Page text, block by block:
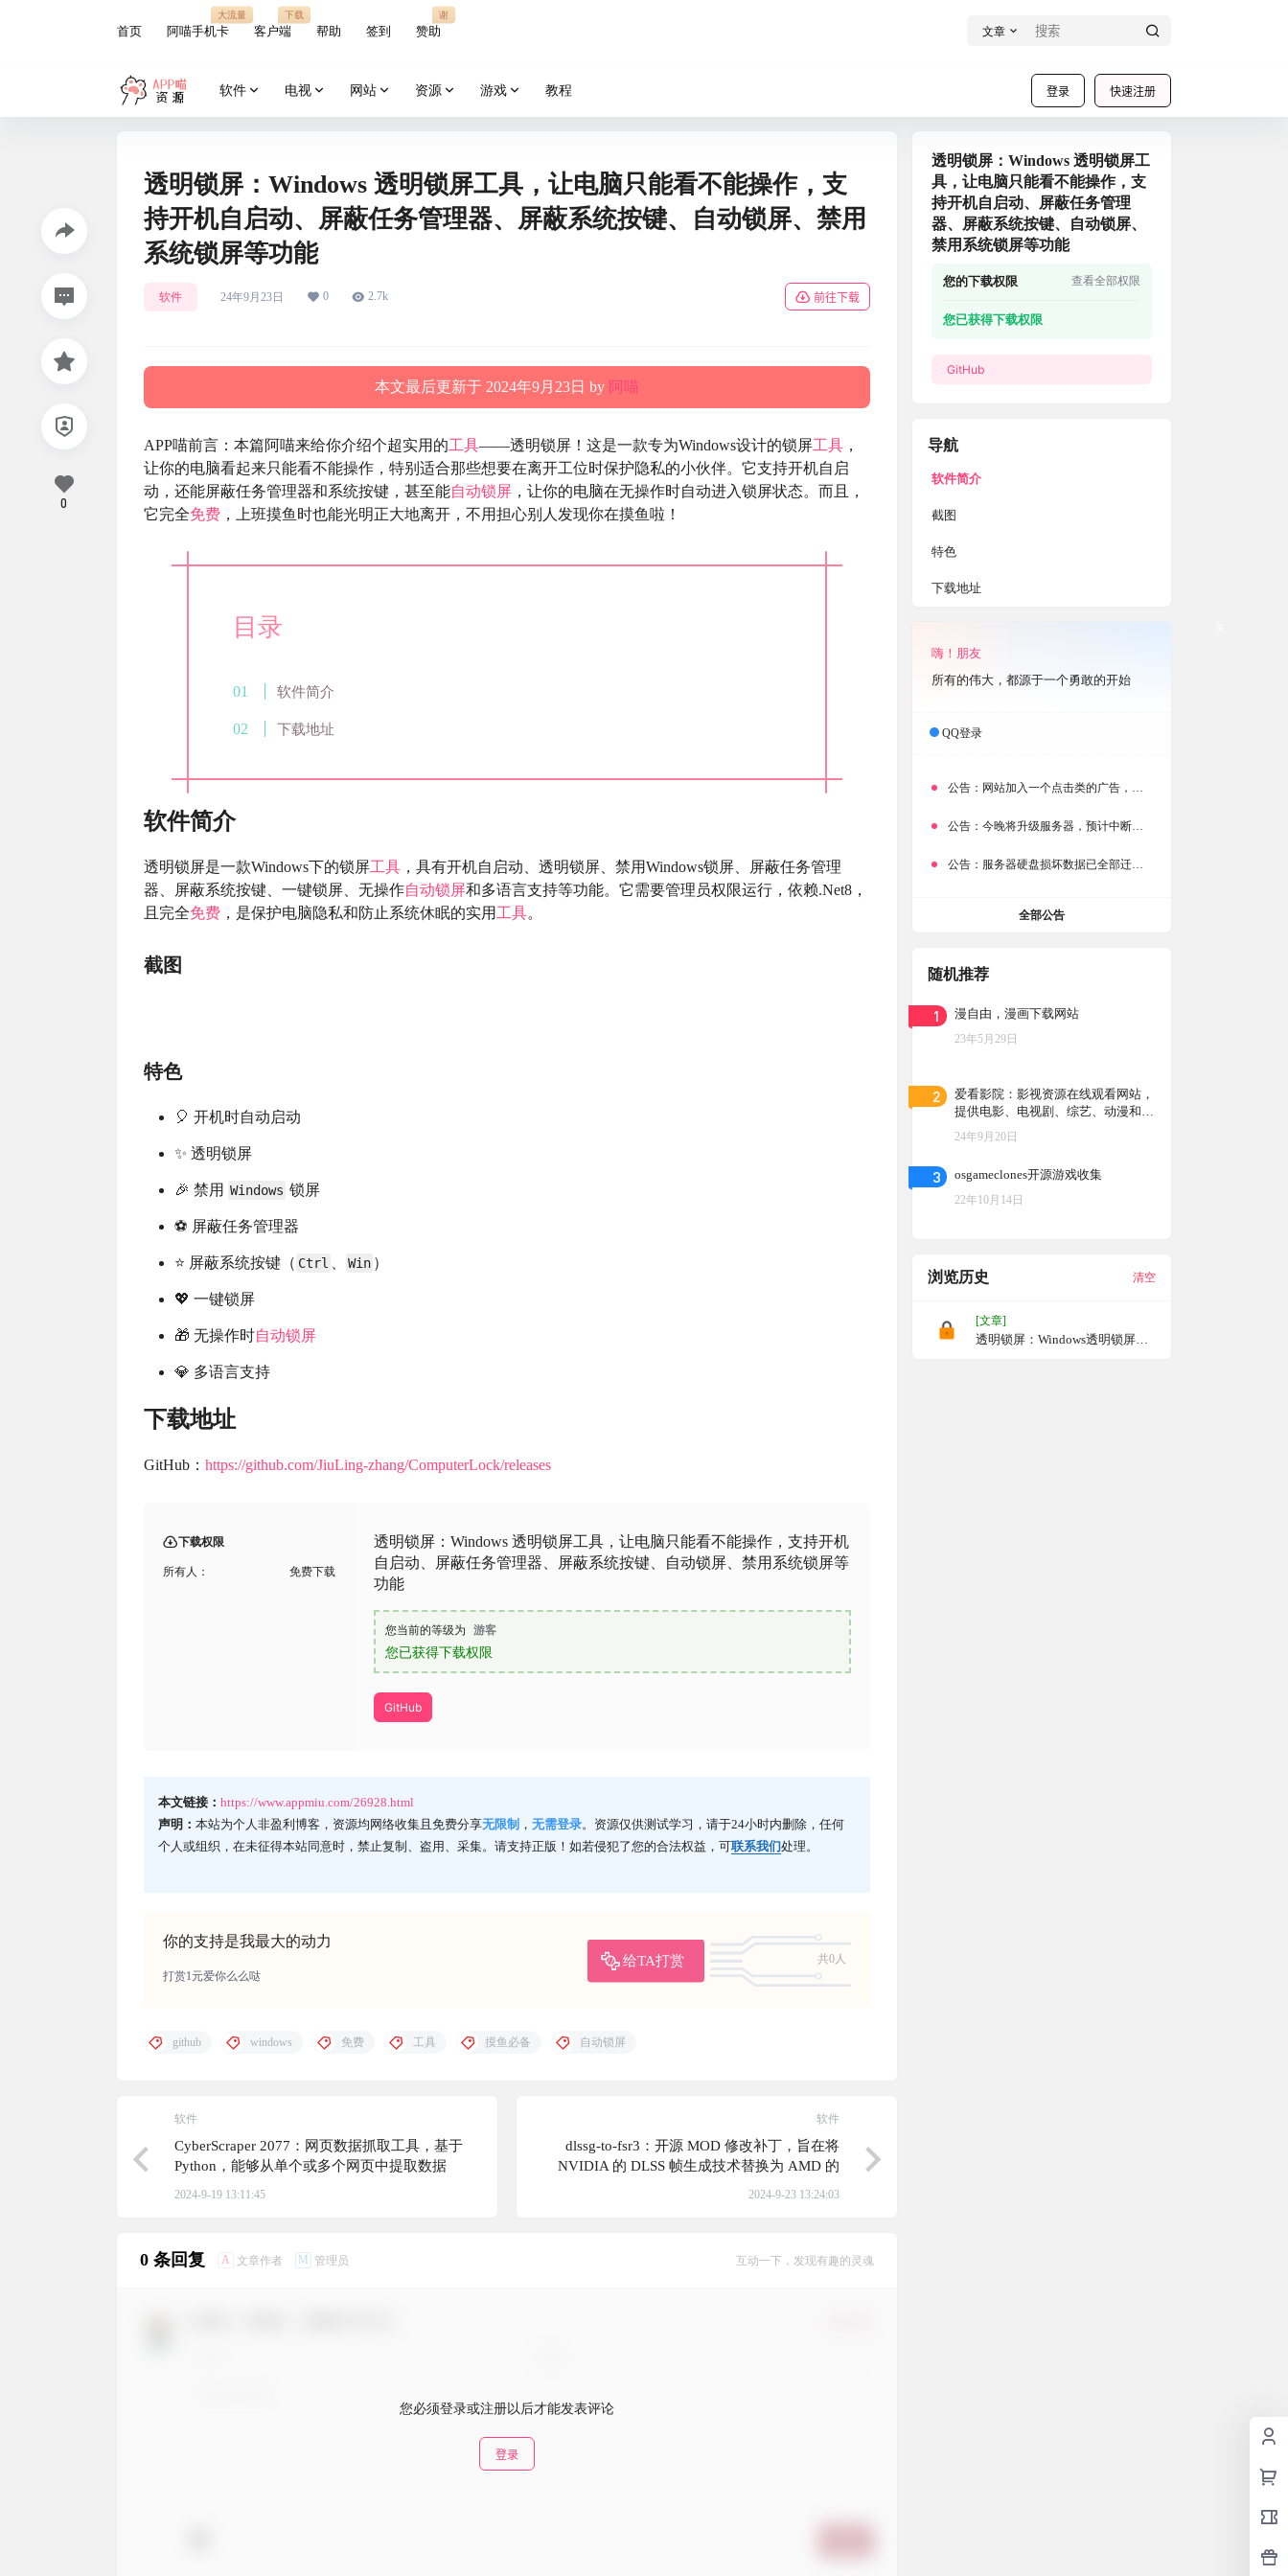
首页 阿喵手机卡
大流量
客户端
下载
帮助 签到 赞助
谢
文章
登录 快速注册
软件 电视 网站 资源 游戏 教程
透明锁屏：Windows 透明锁屏工具，让电脑只能看不能操作，支
持开机自启动、屏蔽任务管理器、屏蔽系统按键、自动锁屏、禁用
系统锁屏等功能
软件 24年9月23日 0 2.7k 前往下载
本文最后更新于 2024年9月23日 by 阿喵
APP喵前言：本篇阿喵来给你介绍个超实用的工具——透明锁屏！这是一款专为Windows设计的锁屏工具 ，
让你的电脑看起来只能看不能操作，特别适合那些想要在离开工位时保护隐私的小伙伴。它支持开机自启
动，还能屏蔽任务管理器和系统按键，甚至能自动锁屏 ，让你的电脑在无操作时自动进入锁屏状态。而且，
它完全免费 ，上班摸鱼时也能光明正大地离开，不用担心别人发现你在摸鱼啦！
目录
软件简介
下载地址
软件简介
透明锁屏是一款Windows下的锁屏工具 ，具有开机自启动、透明锁屏、禁用Windows锁屏、屏蔽任务管理
器、屏蔽系统按键、一键锁屏、无操作自动锁屏和多语言支持等功能。它需要管理员权限运行，依赖.Net8，
且完全免费 ，是保护电脑隐私和防止系统休眠的实用 工具。
截图
特色
🎈 开机时自动启动
✨ 透明锁屏
🎉 禁用 Windows 锁屏
⚽ 屏蔽任务管理器
⭐ 屏蔽系统按键（ Ctrl Win ）
💖 一键锁屏
🎁 无操作时自动锁屏
💎 多语言支持
下载地址
GitHub： https://github.com/JiuLing-zhang/ComputerLock/releases
下载权限
所有人： 免费下载
透明锁屏：Windows 透明锁屏工具，让电脑只能看不能操作，支持开机
自启动、屏蔽任务管理器、屏蔽系统按键、自动锁屏、禁用系统锁屏等
功能
您当前的等级为 游客
您已获得下载权限
GitHub
本文链接： https://www.appmiu.com/26928.html
声明： 本站为个人非盈利博客，资源均网络收集且免费分享无限制 ， 无需登录。资源仅供测试学习，请于24小时内删除，任何
个人或组织，在未征得本站同意时，禁止复制、盗用、采集。请支持正版！如若侵犯了您的合法权益，可联系我们处理。
你的支持是我最大的动力
给TA打赏
共0人
打赏1元爱你么么哒
0
github windows 免费 工具 摸鱼必备 自动锁屏
软件
CyberScraper 2077：网页数据抓取工具，基于
Python，能够从单个或多个网页中提取数据
2024-9-19 13:11:45
软件
dlssg-to-fsr3：开源 MOD 修改补丁，旨在将
NVIDIA 的 DLSS 帧生成技术替换为 AMD 的
FSR3 帧生成技术，从而提升游戏性能
2024-9-23 13:24:03
0 条回复 A 文章作者 M 管理员 互动一下，发现有趣的灵魂
您必须登录或注册以后才能发表评论
登录
透明锁屏：Windows 透明锁屏工
具，让电脑只能看不能操作，支
持开机自启动、屏蔽任务管理
器、屏蔽系统按键、自动锁屏、
禁用系统锁屏等功能
您的下载权限 查看全部权限
您已获得下载权限
GitHub
导航
软件简介
截图
特色
下载地址
嗨！朋友
所有的伟大，都源于一个勇敢的开始
QQ登录
公告： 网站加入一个点击类的广告，大家点击下载按钮需要注意
公告： 今晚将升级服务器，预计中断时常为1分钟
公告： 服务器硬盘损坏数据已全部迁移备份，网站恢复完成！
全部公告
随机推荐
1 漫自由，漫画下载网站
23年5月29日
2
爱看影院：影视资源在线观看网站，
提供电影、电视剧、综艺、动漫和纪
录片等影视作品，紧跟影视市场动
态，及时更新最新影视作品
24年9月20日
3 osgameclones开源游戏收集
22年10月14日
浏览历史 清空
[文章]
透明锁屏：Windows透明锁屏工